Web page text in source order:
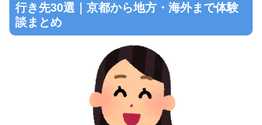
行き先30選｜京都から地方・海外まで体験
談まとめ